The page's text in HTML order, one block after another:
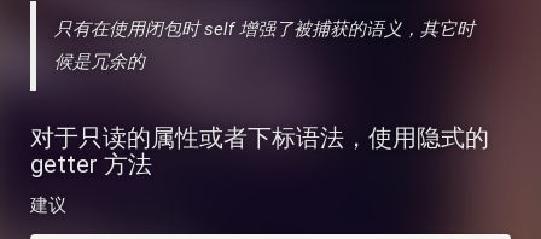
只有在使用闭包时 self 增强了被捕获的语义，其它时
候是冗余的
对于只读的属性或者下标语法，使用隐式的
getter 方法
建议